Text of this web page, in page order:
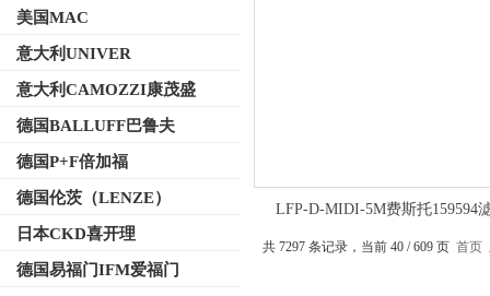
美国MAC
意大利UNIVER
意大利CAMOZZI康茂盛
德国BALLUFF巴鲁夫
德国P+F倍加福
德国伦茨（LENZE）
日本CKD喜开理
德国易福门IFM爱福门
LFP-D-MIDI-5M费斯托159594
共 7297 条记录，当前 40 / 609 页 首页